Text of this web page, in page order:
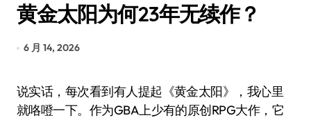
黄金太阳为何23年无续作？
6 月 14, 2026
说实话，每次看到有人提起《黄金太阳》，我心里
就咯噔一下。作为GBA上少有的原创RPG大作，它